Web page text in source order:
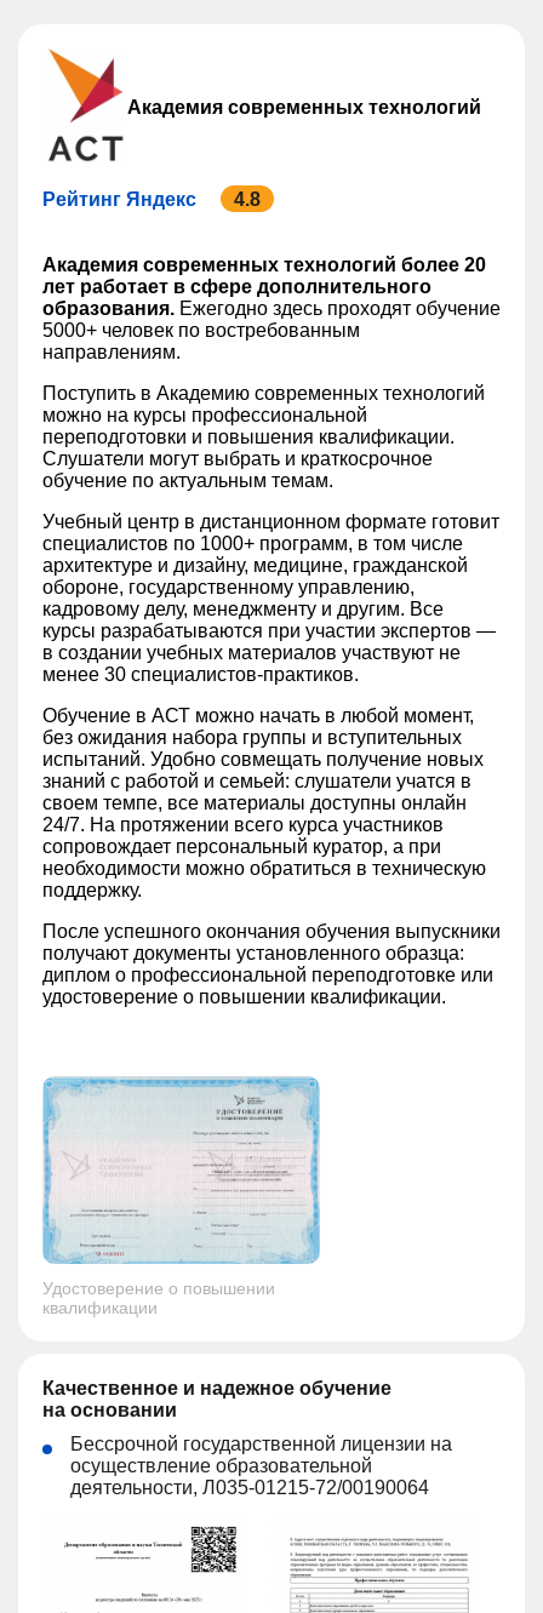
Академия современных технологий
Рейтинг Яндекс 4.8
Академия современных технологий более 20
лет работает в сфере дополнительного
образования. Ежегодно здесь проходят обучение
5000+ человек по востребованным
направлениям.
Поступить в Академию современных технологий
можно на курсы профессиональной
переподготовки и повышения квалификации.
Слушатели могут выбрать и краткосрочное
обучение по актуальным темам.
Учебный центр в дистанционном формате готовит
специалистов по 1000+ программ, в том числе
архитектуре и дизайну, медицине, гражданской
обороне, государственному управлению,
кадровому делу, менеджменту и другим. Все
курсы разрабатываются при участии экспертов —
в создании учебных материалов участвуют не
менее 30 специалистов-практиков.
Обучение в АСТ можно начать в любой момент,
без ожидания набора группы и вступительных
испытаний. Удобно совмещать получение новых
знаний с работой и семьей: слушатели учатся в
своем темпе, все материалы доступны онлайн
24/7. На протяжении всего курса участников
сопровождает персональный куратор, а при
необходимости можно обратиться в техническую
поддержку.
После успешного окончания обучения выпускники
получают документы установленного образца:
диплом о профессиональной переподготовке или
удостоверение о повышении квалификации.
Удостоверение о повышении
квалификации
Качественное и надежное обучение
на основании
Бессрочной государственной лицензии на
осуществление образовательной
деятельности, Л035-01215-72/00190064